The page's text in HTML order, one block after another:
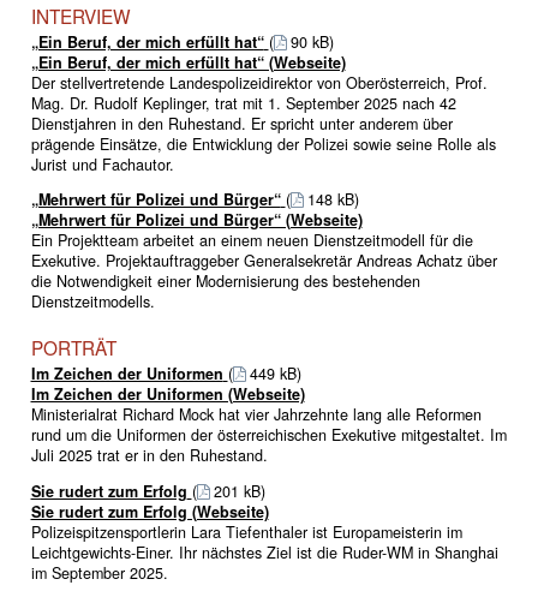
INTERVIEW
„Ein Beruf, der mich erfüllt hat“ (
90 kB)
„Ein Beruf, der mich erfüllt hat“ (Webseite)
Der stellvertretende Landespolizeidirektor von Oberösterreich, Prof.
Mag. Dr. Rudolf Keplinger, trat mit 1. September 2025 nach 42
Dienstjahren in den Ruhestand. Er spricht unter anderem über
prägende Einsätze, die Entwicklung der Polizei sowie seine Rolle als
Jurist und Fachautor.
„Mehrwert für Polizei und Bürger“ (
148 kB)
„Mehrwert für Polizei und Bürger“ (Webseite)
Ein Projektteam arbeitet an einem neuen Dienstzeitmodell für die
Exekutive. Projektauftraggeber Generalsekretär Andreas Achatz über
die Notwendigkeit einer Modernisierung des bestehenden
Dienstzeitmodells.
PORTRÄT
Im Zeichen der Uniformen (
449 kB)
Im Zeichen der Uniformen (Webseite)
Ministerialrat Richard Mock hat vier Jahrzehnte lang alle Reformen
rund um die Uniformen der österreichischen Exekutive mitgestaltet. Im
Juli 2025 trat er in den Ruhestand.
Sie rudert zum Erfolg (
201 kB)
Sie rudert zum Erfolg (Webseite)
Polizeispitzensportlerin Lara Tiefenthaler ist Europameisterin im
Leichtgewichts-Einer. Ihr nächstes Ziel ist die Ruder-WM in Shanghai
im September 2025.